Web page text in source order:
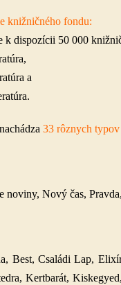
knižničného fondu:
k dispozícii 50 000
a
33 rôznych
noviny, Nový čas,
Best, Családi Lap,
Kertbarát,